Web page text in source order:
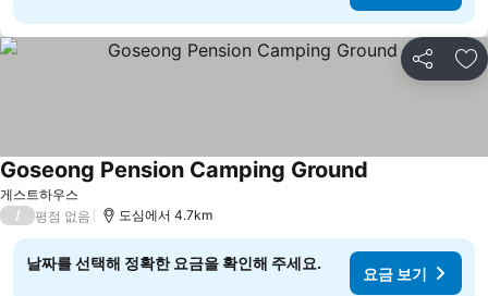
공유 즐
게스트하우스
Goseong Pension Camping Ground
/ 평점 없음 도심에서 4.7km
날짜를 선택해 정확한 요금을 확인해 주세요.
요금 보기